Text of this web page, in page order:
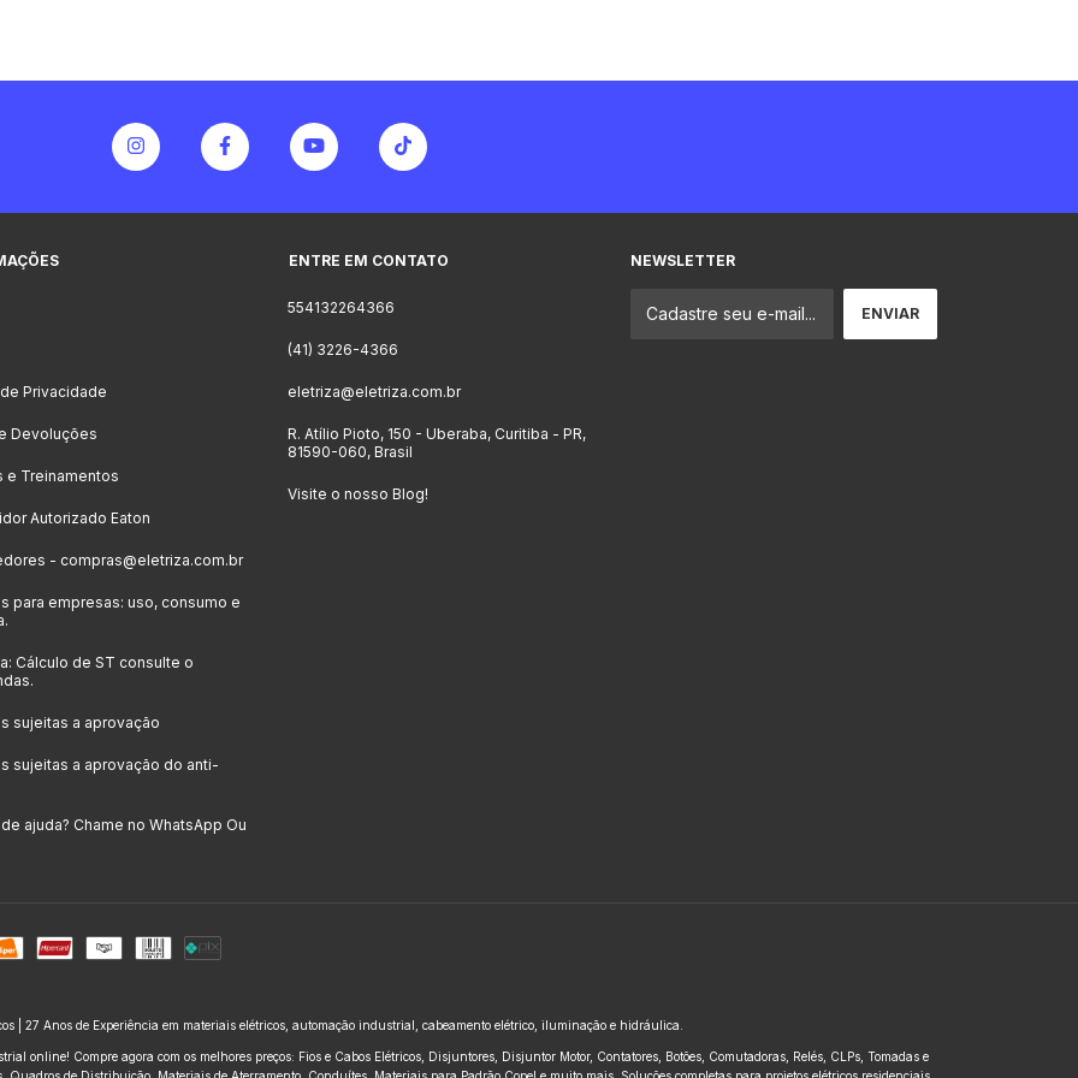
Privacidade
Devoluções
e Treinamentos
Autorizado Eaton
- compras@eletriza.com.br
para empresas: uso, consumo e
Cálculo de ST consulte o
sujeitas a aprovação
sujeitas a aprovação do anti-
ajuda? Chame no WhatsApp Ou
ENTRE EM CONTATO
554132264366
(41) 3226-4366
eletriza@eletriza.com.br
R. Atílio Pioto, 150 - Uberaba, Curitiba - PR,
81590-060, Brasil
Visite o nosso Blog!
NEWSLETTER
| 27 Anos de Experiência em materiais elétricos, automação industrial, cabeamento elétrico, iluminação e hidráulica.
online! Compre agora com os melhores preços: Fios e Cabos Elétricos, Disjuntores, Disjuntor Motor, Contatores, Botões, Comutadoras, Relés, CLPs, Tomadas e